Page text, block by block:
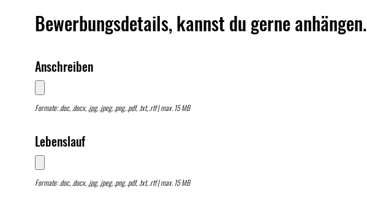
Bewerbungsdetails, kannst du gerne anhängen.
Anschreiben
Formate: .doc, .docx, .jpg, .jpeg, .png, .pdf, .txt, .rtf | max. 15 MB
Lebenslauf
Formate: .doc, .docx, .jpg, .jpeg, .png, .pdf, .txt, .rtf | max. 15 MB